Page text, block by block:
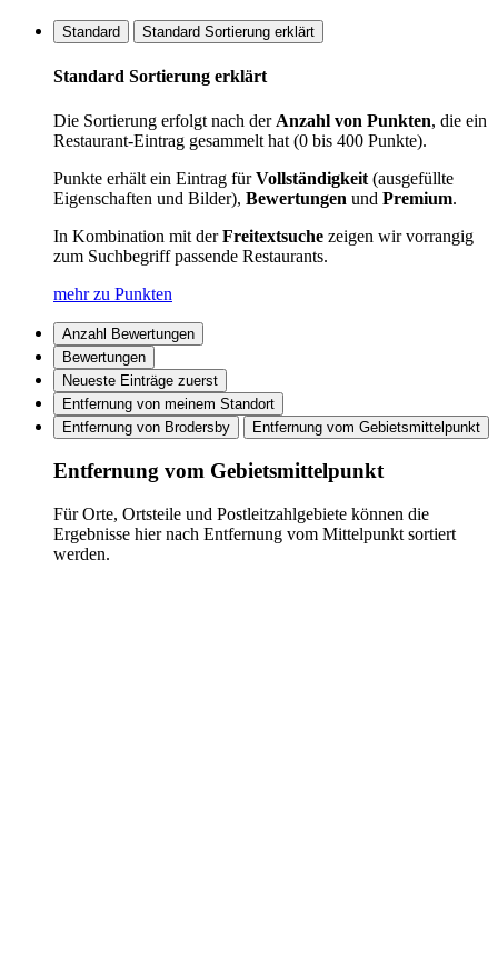
Standard Standard Sortierung erklärt
Standard Sortierung erklärt
Die Sortierung erfolgt nach der Anzahl von Punkten, die ein
Restaurant-Eintrag gesammelt hat (0 bis 400 Punkte).
Punkte erhält ein Eintrag fürVollständigkeit (ausgefüllte
Eigenschaften und Bilder), Bewertungen und Premium.
In Kombination mit derFreitextsuche zeigen wir vorrangig
zum Suchbegriff passende Restaurants.
mehr zu Punkten
Anzahl Bewertungen
Bewertungen
Neueste Einträge zuerst
Entfernung von meinem Standort
Entfernung von Brodersby
Entfernung vom Gebietsmittelpunkt
Entfernung vom Gebietsmittelpunkt
Für Orte, Ortsteile und Postleitzahlgebiete können die
Ergebnisse hier nach Entfernung vom Mittelpunkt sortiert
werden.